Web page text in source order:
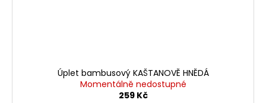
Úplet bambusový KAŠTANOVĚ HNĚDÁ
Momentálně nedostupné
259 Kč